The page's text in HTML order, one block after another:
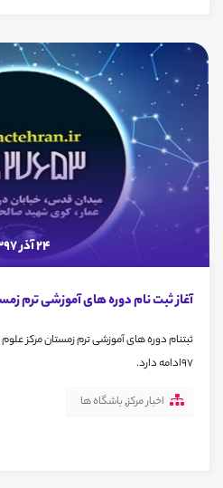
24 آذر 1397
آغاز ثبت نام دوره های آموزشی ترم
97ادامه دارد.
اخبار مرکز,باشگاه ها